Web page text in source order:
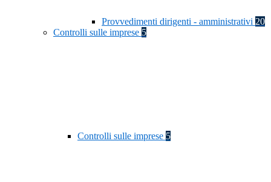
Provvedimenti dirigenti - amministrativi 20
Controlli sulle imprese 5
Controlli sulle imprese 5